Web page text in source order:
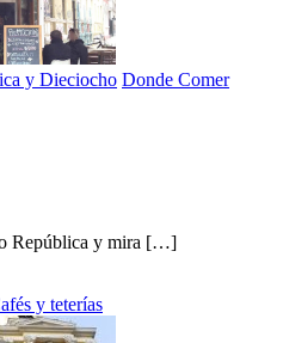
y Dieciocho Donde Comer
República y mira […]
y teterías